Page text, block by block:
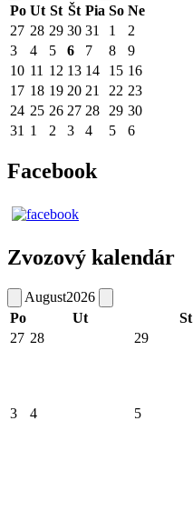
Po Ut St Št Pia So Ne
27 28 29 30 31 1
2
3
4 5 6 7 8
9
10 11 12 13 14 15 16
17 18 19 20 21 22 23
24 25 26 27 28 29 30
31 1 2 3 4 5 6
Facebook
Zvozový kalendár
August2026
Po
Ut St
27 28 29
3 4 5